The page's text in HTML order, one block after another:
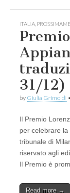
ITALIA
31/12)
by Giulia Grimoldi •
Il Premio
per celebrare
tribunale di
riservato agli
Il Premio è
Read more →